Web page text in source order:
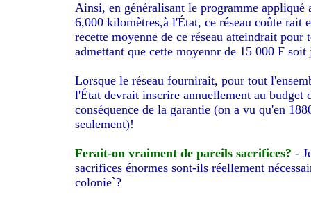
Ainsi, en généralisant le programme appliqué
6,000 kilomètres,à l'État, ce réseau coûte rait
recette moyenne de ce réseau atteindrait
admettant que cette moyennr de 15 000 F soit
Lorsque le réseau fournirait, pour tout
l'État devrait inscrire annuellement au
conséquence de la garantie (on a vu qu'en
seulement)!
Ferait-on vraiment de pareils sacrifices? -
sacrifices énormes sont-ils réellement
colonie`?